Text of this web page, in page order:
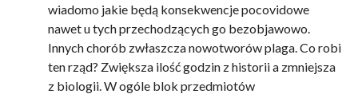
wiadomo jakie będą konsekwencje pocovidowe
nawet u tych przechodzących go bezobjawowo.
Innych chorób zwłaszcza nowotworów plaga. Co robi
ten rząd? Zwiększa ilość godzin z historii a zmniejsza
z biologii. W ogóle blok przedmiotów